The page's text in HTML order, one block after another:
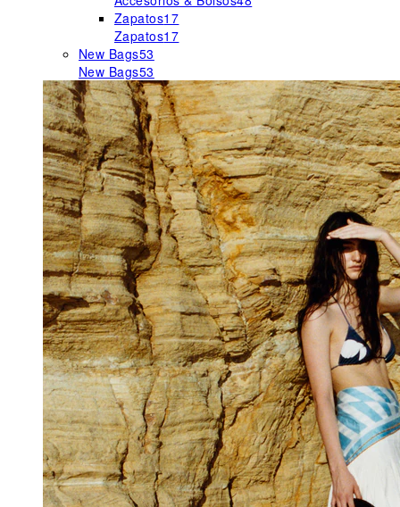
Zapatos17
Zapatos17
New Bags53
New Bags53